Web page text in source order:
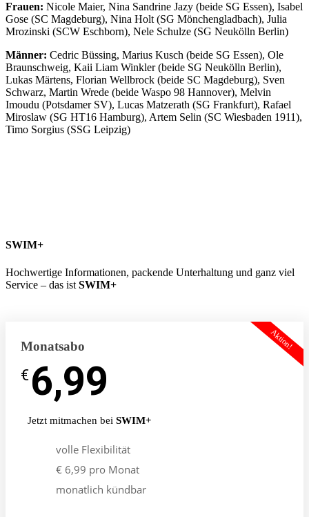
Frauen: Nicole Maier, Nina Sandrine Jazy (beide SG Essen), Isabel
Gose (SC Magdeburg), Nina Holt (SG Mönchengladbach), Julia
Mrozinski (SCW Eschborn), Nele Schulze (SG Neukölln Berlin)
Männer: Cedric Büssing, Marius Kusch (beide SG Essen), Ole
Braunschweig, Kaii Liam Winkler (beide SG Neukölln Berlin),
Lukas Märtens, Florian Wellbrock (beide SC Magdeburg), Sven
Schwarz, Martin Wrede (beide Waspo 98 Hannover), Melvin
Imoudu (Potsdamer SV), Lucas Matzerath (SG Frankfurt), Rafael
Miroslaw (SG HT16 Hamburg), Artem Selin (SC Wiesbaden 1911),
Timo Sorgius (SSG Leipzig)
SWIM+
Hochwertige Informationen, packende Unterhaltung und ganz viel
Service – das ist SWIM+
Monatsabo
€ 6,99
Jetzt mitmachen bei SWIM+
volle Flexibilität
€ 6,99 pro Monat
monatlich kündbar
Aktion!